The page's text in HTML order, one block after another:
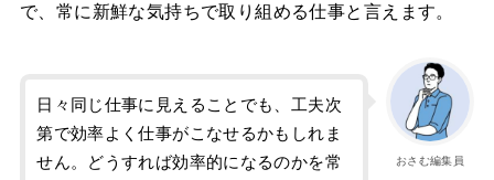
で、常に新鮮な気持ちで取り組める仕事と言えます。
おさむ編集員
日々同じ仕事に見えることでも、工夫次
第で効率よく仕事がこなせるかもしれま
せん。どうすれば効率的になるのかを常